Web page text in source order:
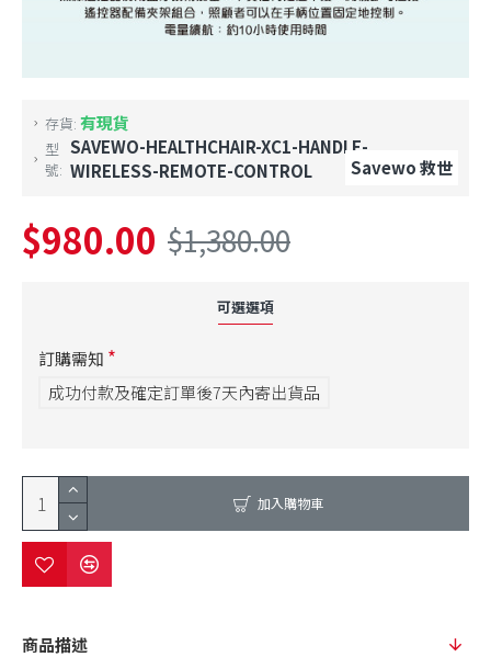
存貨: 有現貨
型
號:
SAVEWO-HEALTHCHAIR-XC1-HANDLE-
WIRELESS-REMOTE-CONTROL
Savewo 救世
$980.00 $1,380.00
可選選項
訂購需知
成功付款及確定訂單後7天內寄出貨品
加入購物車
商品描述